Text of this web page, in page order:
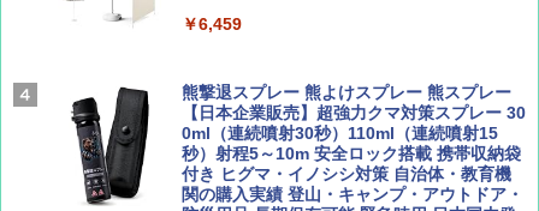
￥1,540
球の歩き方A ヨーロッパ
￥2,479
テント ワンタッチ RENEW 幅200 2-3人用 43
￥5,999
[キャンパーズコレクション 山善] 傘みたいに
広げるだけ パッとサッとテント ブラックコ
ーティング フルクローズ メッシュ 3-4人用
￥6,459
熊撃退スプレー 熊よけスプレー 熊スプレー
【日本企業販売】超強力クマ対策スプレー 30
0ml（連続噴射30秒）110ml（連続噴射15
秒）射程5～10m 安全ロック搭載 携帯収納袋
付き ヒグマ・イノシシ対策 自治体・教育機
関の購入実績 登山・キャンプ・アウトドア・